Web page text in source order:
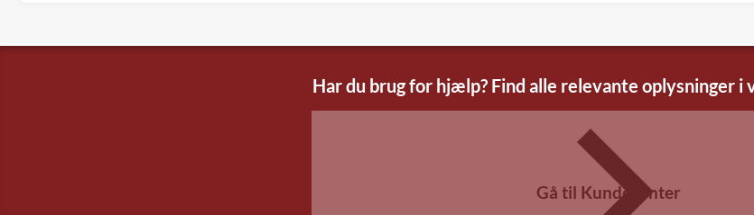
Har du brug for hjælp? Find alle relevante oplysninger i
Gå til Kundecenter